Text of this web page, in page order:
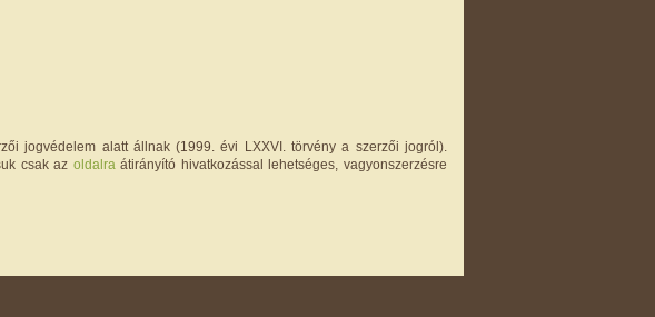
jogvédelem alatt állnak (1999. évi LXXVI. törvény a szerzői jogról).
csak az oldalraátirányító hivatkozással lehetséges, vagyonszerzésre